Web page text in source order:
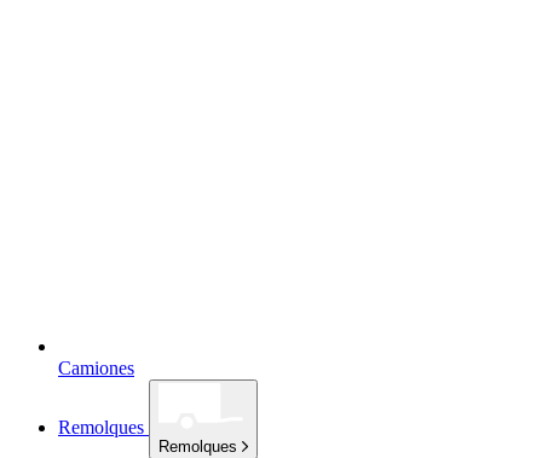
Camiones
Remolques
Remolques